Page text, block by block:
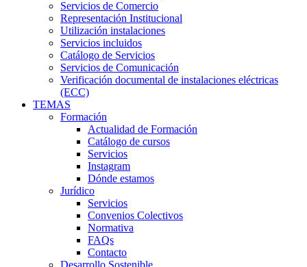
Servicios de Comercio
Representación Institucional
Utilización instalaciones
Servicios incluidos
Catálogo de Servicios
Servicios de Comunicación
Verificación documental de instalaciones eléctricas
(ECC)
TEMAS
Formación
Actualidad de Formación
Catálogo de cursos
Servicios
Instagram
Dónde estamos
Jurídico
Servicios
Convenios Colectivos
Normativa
FAQs
Contacto
Desarrollo Sostenible